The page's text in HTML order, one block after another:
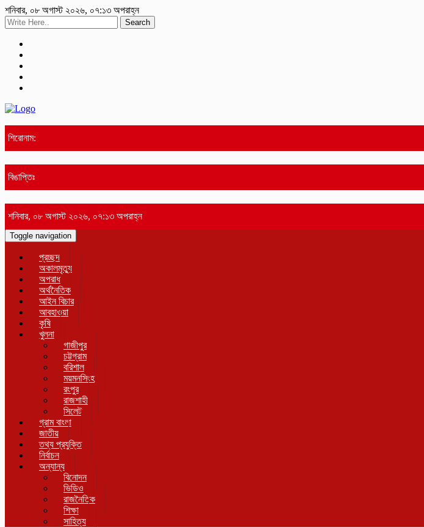
শনিবার, ০৮ অগাস্ট ২০২৬, ০৭:১৩ অপরাহ্ন
Search
শিরোনাম:
বিঙাপ্তিঃ
শনিবার, ০৮ অগাস্ট ২০২৬, ০৭:১৩ অপরাহ্ন
Toggle navigation
প্রচ্ছদ
অকালমৃত্যু
অপরাধ
অর্থনৈতিক
আইন বিচার
আবহাওয়া
কৃষি
খুলনা
গাজীপুর
চট্টগ্রাম
বরিশাল
ময়মনসিংহ
রংপুর
রাজশাহী
সিলেট
গ্রাম বাংলা
জাতীয়
তথ্য প্রযুক্তি
নির্বাচন
অন্যান্য
বিনোদন
ভিডিও
রাজনৈতিক
শিক্ষা
সাহিত্য